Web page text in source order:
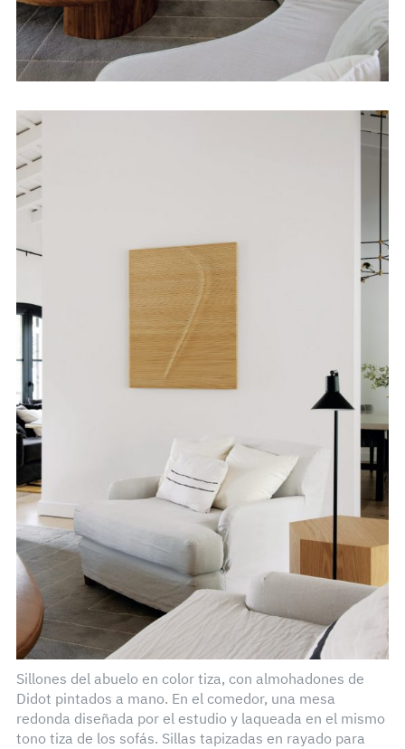
Sillones del abuelo en color tiza, con almohadones de
Didot pintados a mano. En el comedor, una mesa
redonda diseñada por el estudio y laqueada en el mismo
tono tiza de los sofás. Sillas tapizadas en rayado para